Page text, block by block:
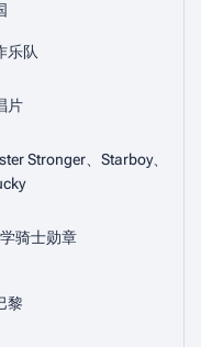
乐队
片
Stronger、Starboy、
骑士勋章
黎